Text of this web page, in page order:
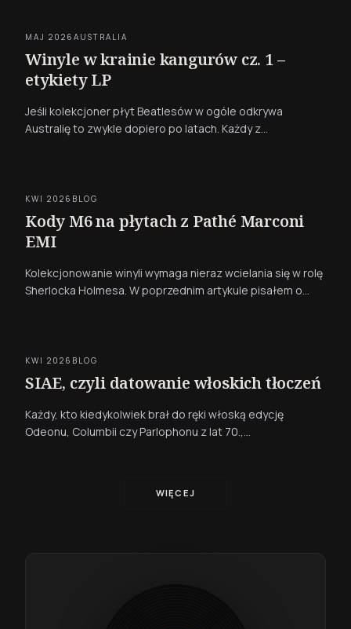
MAJ 2026 AUSTRALIA
Winyle w krainie kangurów cz. 1 –
etykiety LP
Jeśli kolekcjoner płyt Beatlesów w ogóle odkrywa
Australię to zwykle dopiero po latach. Każdy z…
KWI 2026 BLOG
Kody M6 na płytach z Pathé Marconi
EMI
Kolekcjonowanie winyli wymaga nieraz wcielania się w rolę
Sherlocka Holmesa. W poprzednim artykule pisałem o…
KWI 2026 BLOG
SIAE, czyli datowanie włoskich tłoczeń
Każdy, kto kiedykolwiek brał do ręki włoską edycję
Odeonu, Columbii czy Parlophonu z lat 70.,…
WIĘCEJ